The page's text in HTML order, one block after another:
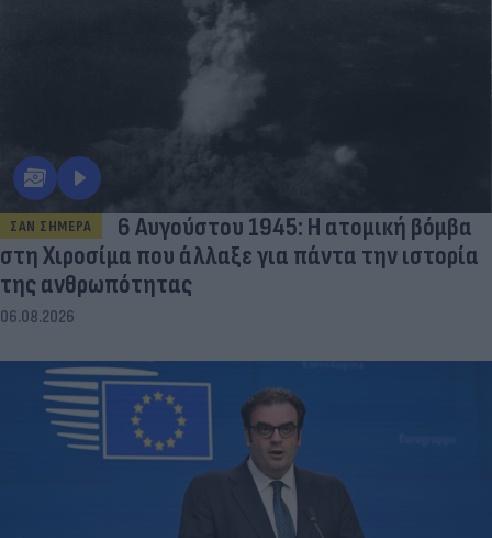
ΣΑΝ ΣΗΜΕΡΑ
6 Αυγούστου 1945: Η ατομική βόμβα
στη Χιροσίμα που άλλαξε για πάντα την ιστορία
της ανθρωπότητας
06.08.2026